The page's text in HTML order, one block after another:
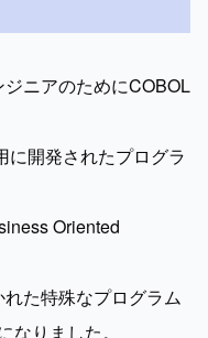
ニアのためにCOBOL
に開発されたプログラ
Oriented
た特殊なプログラム
りました。